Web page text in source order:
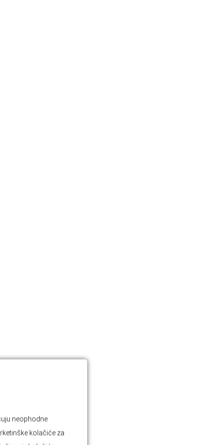
neophodne
kolačiće za